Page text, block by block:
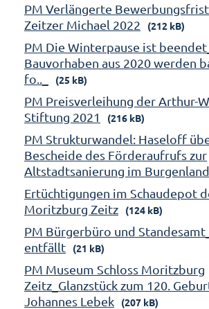
PM Verlängerte
Zeitzer Michael 2022
(212 kB)
PM Die Winterpause ist
Bauvorhaben aus 2020 werden
fo.._
(25 kB)
PM Preisverleihung der Arthur-
Stiftung 2021
(216 kB)
PM Strukturwandel: Haseloff
Bescheide des Förderaufrufs zur
Altstadtsanierung im
Ertüchtigungen im Schaudepot
Moritzburg Zeitz
(124 kB)
PM Bürgerbüro und
entfällt
(21 kB)
PM Museum Schloss Moritzburg
Zeitz_Glanzstück zum 120.
Johannes Lebek
(207 kB)